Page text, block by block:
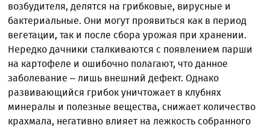
возбудителя, делятся на грибковые, вирусные и
бактериальные. Они могут проявиться как в период
вегетации, так и после сбора урожая при хранении.
Нередко дачники сталкиваются с появлением парши
на картофеле и ошибочно полагают, что данное
заболевание – лишь внешний дефект. Однако
развивающийся грибок уничтожает в клубнях
минералы и полезные вещества, снижает количество
крахмала, негативно влияет на лежкость собранного